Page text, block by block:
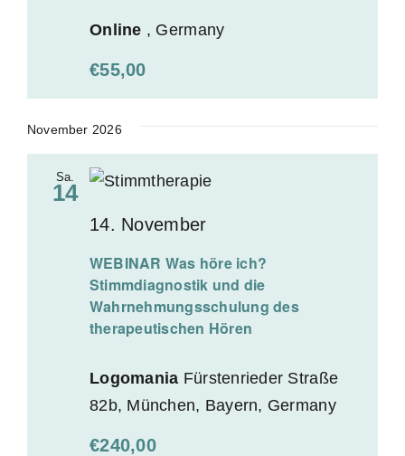
Online , Germany
€55,00
November 2026
Sa.
14
WEBINAR Was höre ich?
Stimmdiagnostik und die
Wahrnehmungsschulung des
therapeutischen Hören
14. November
Logomania Fürstenrieder Straße
82b, München, Bayern, Germany
€240,00